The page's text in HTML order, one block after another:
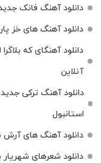
دانلود آهنگ فانک
دانلود آهنگ های خز
دانلود آهنگای که
آنلاین
دانلود آهنگ ترکی
استانبول
دانلود آهنگ های
دانلود شعرهای